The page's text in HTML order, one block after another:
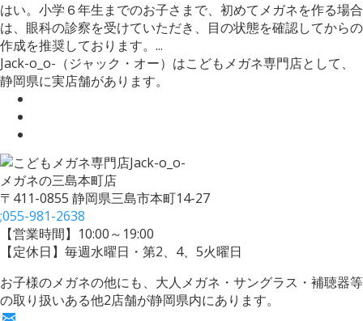
はい。小学６年生までのお子さまで、初めてメガネを作る場合
は、眼科の診察を受けていただき、目の状態を確認してからの
作成を推奨しております。...
Jack-o_o-（ジャック・オー）はこどもメガネ専門店として、
静岡県に実店舗があります。
メガネの三島本町店
〒411-0855 静岡県三島市本町14-27
;055-981-2638
【営業時間】10:00～19:00
【定休日】毎週水曜日・第2、4、5火曜日
お子様のメガネの他にも、大人メガネ・サングラス・補聴器等
の取り扱いある他2店舗が静岡県内にあります。